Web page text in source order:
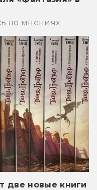
во мнениях
две новые книги